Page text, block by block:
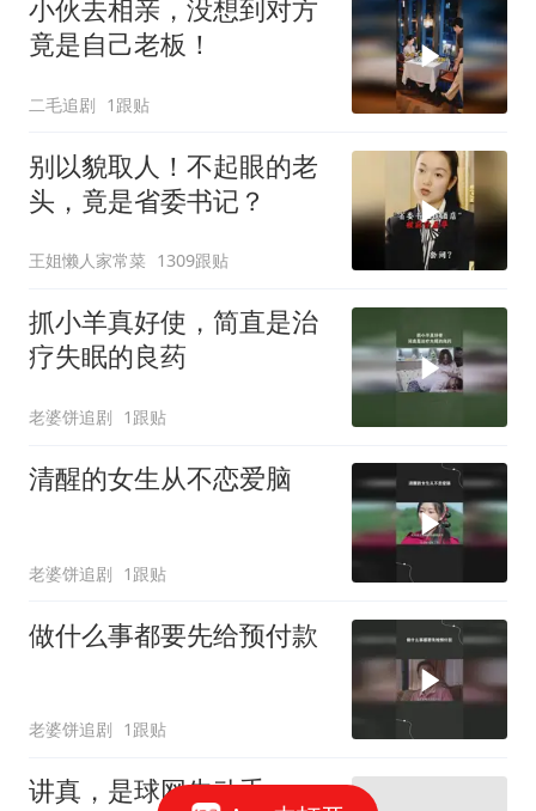
小伙去相亲，没想到对方
竟是自己老板！
二毛追剧 1跟贴
别以貌取人！不起眼的老
头，竟是省委书记？
王姐懒人家常菜 1309跟贴
抓小羊真好使，简直是治
疗失眠的良药
老婆饼追剧 1跟贴
清醒的女生从不恋爱脑
老婆饼追剧 1跟贴
做什么事都要先给预付款
老婆饼追剧 1跟贴
讲真，是球网先动手